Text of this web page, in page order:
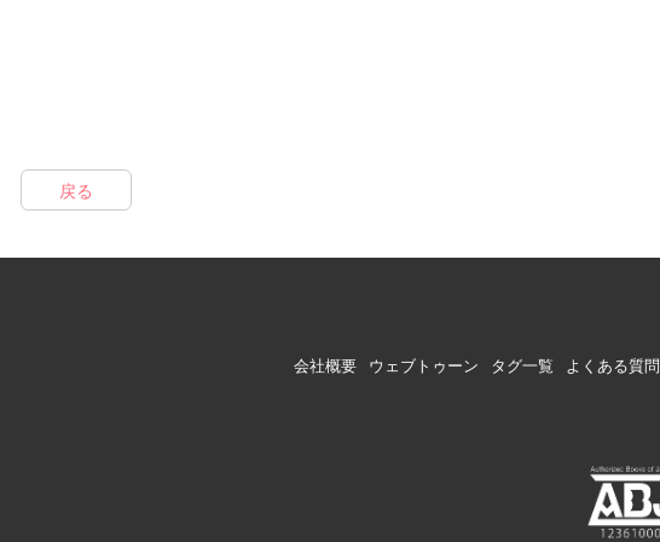
戻る
会社概要 ウェブトゥーン タグ一覧 よくある質問